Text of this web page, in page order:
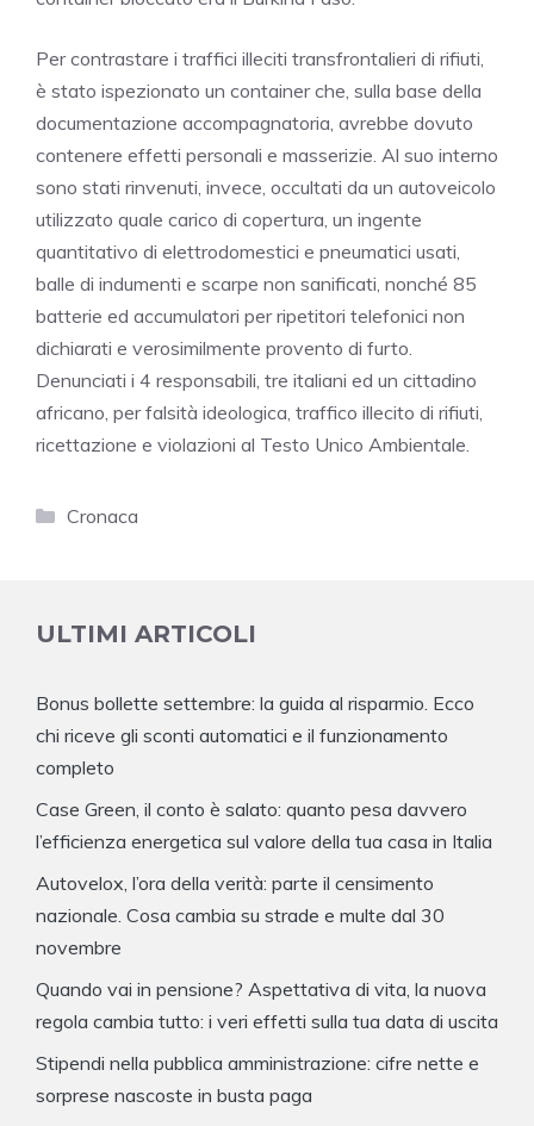
Per contrastare i traffici illeciti transfrontalieri di rifiuti,
è stato ispezionato un container che, sulla base della
documentazione accompagnatoria, avrebbe dovuto
contenere effetti personali e masserizie. Al suo interno
sono stati rinvenuti, invece, occultati da un autoveicolo
utilizzato quale carico di copertura, un ingente
quantitativo di elettrodomestici e pneumatici usati,
balle di indumenti e scarpe non sanificati, nonché 85
batterie ed accumulatori per ripetitori telefonici non
dichiarati e verosimilmente provento di furto.
Denunciati i 4 responsabili, tre italiani ed un cittadino
africano, per falsità ideologica, traffico illecito di rifiuti,
ricettazione e violazioni al Testo Unico Ambientale.
Categorie
Cronaca
ULTIMI ARTICOLI
Bonus bollette settembre: la guida al risparmio. Ecco
chi riceve gli sconti automatici e il funzionamento
completo
Case Green, il conto è salato: quanto pesa davvero
l’efficienza energetica sul valore della tua casa in Italia
Autovelox, l’ora della verità: parte il censimento
nazionale. Cosa cambia su strade e multe dal 30
novembre
Quando vai in pensione? Aspettativa di vita, la nuova
regola cambia tutto: i veri effetti sulla tua data di uscita
Stipendi nella pubblica amministrazione: cifre nette e
sorprese nascoste in busta paga